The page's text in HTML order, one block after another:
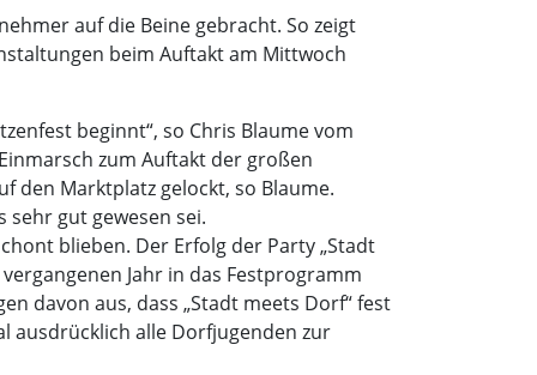
auf die Beine gebracht. So zeigt
beim Auftakt am Mittwoch
beginnt“, so Chris Blaume vom
zum Auftakt der großen
den Marktplatz gelockt, so Blaume.
sehr gut gewesen sei.
blieben. Der Erfolg der Party „Stadt
Jahr in das Festprogramm
davon aus, dass „Stadt meets Dorf“ fest
ausdrücklich alle Dorfjugenden zur